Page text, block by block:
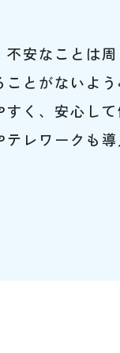
安なことは
とがないよう
く、安心して
テレワークも